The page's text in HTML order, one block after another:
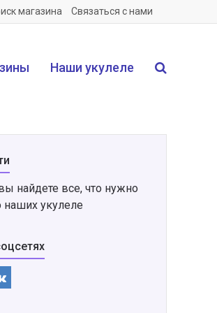
магазина Связаться с нами
Наши укулеле
найдете все, что нужно
наших укулеле